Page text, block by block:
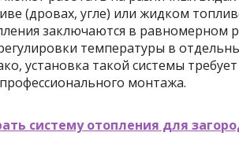
(дровах, угле) или жидком
заключаются в равномерном
температуры в
установка такой системы
монтажа.
систему отопления для